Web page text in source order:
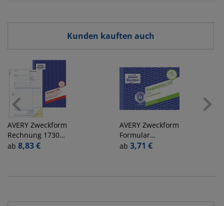
Kunden kauften auch
AVERY Zweckform
Rechnung 1730
A5
ab 8,83 €
AVERY Zweckform
Formular
Ausgabebeleg
ab 3,71 €